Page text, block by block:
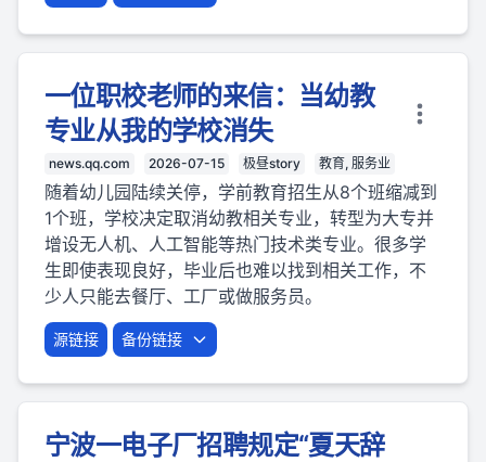
一位职校老师的来信：当幼教
专业从我的学校消失
news.qq.com 2026-07-15 极昼story 教育, 服务业
随着幼儿园陆续关停，学前教育招生从8个班缩减到
1个班，学校决定取消幼教相关专业，转型为大专并
增设无人机、人工智能等热门技术类专业。很多学
生即使表现良好，毕业后也难以找到相关工作，不
少人只能去餐厅、工厂或做服务员。
源链接 备份链接
宁波一电子厂招聘规定“夏天辞